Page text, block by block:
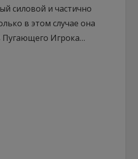
силовой и частично
в этом случае она
Пугающего Игрока…